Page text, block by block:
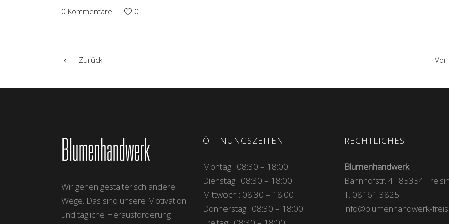
0 Kommentare 0
Zurück Vor
Wir gehen gestalterisch andere
Wege. Das sind unsere Motivation
und tägliche Herausforderung
ÖFFNUNGSZEITEN
Montag : 08:30 – 18:00
Dienstag : 08:30 – 18:00
Mittwoch : 08:30 – 18:00
Donnerstag : 08:30 – 18:00
RECHTLICHES
Blumenhandwerk
Bahnhofstr. 4 · 85354
T. 08161 3825
info@blumenhandwerk-